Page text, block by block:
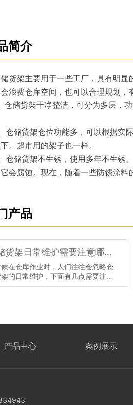
简介
架主要用于一些工厂，具有明显
浪费仓库空间，也可以合理规划，
储货架干净整洁，可分为多层，功
储货架仓位功能多，可以根据实际
。超市用的架子也一样。
储货架不生锈，使用多年不生锈。
会腐蚀。现在，随着一些防锈涂料
产品
仓储货架日常维护需要注意哪几点
候在仓库作业时，人们往往会忽略仓
的日常维护，下面有几点需要注
、正确的清洁：正确的清洁是必不
才能保证仓储货架的美观和延长货
产品中心 案例展示